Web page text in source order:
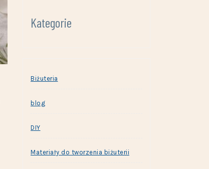
Kategorie
Biżuteria
blog
DIY
Materiały do tworzenia biżuterii